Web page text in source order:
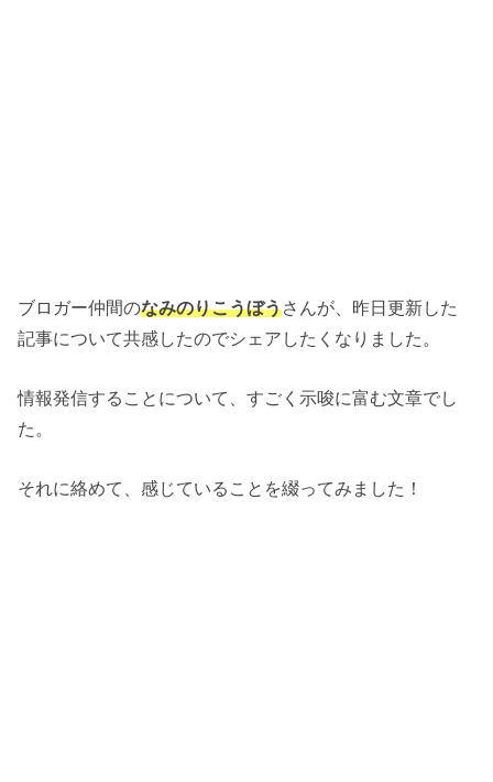
ブロガー仲間のなみのりこうぼうさんが、昨日更新した
記事について共感したのでシェアしたくなりました。
情報発信することについて、すごく示唆に富む文章でし
た。
それに絡めて、感じていることを綴ってみました！